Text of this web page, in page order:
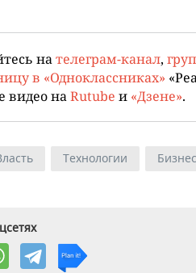
нателеграм-канал,
в «Одноклассниках»
видео наRutube и «Дзене».
Технологии Бизнес